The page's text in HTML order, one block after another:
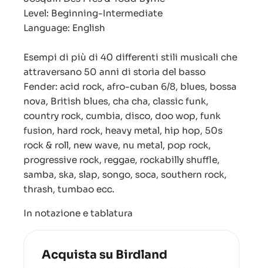
Level: Beginning-Intermediate
Language: English
Esempi di più di 40 differenti stili musicali che
attraversano 50 anni di storia del basso
Fender: acid rock, afro-cuban 6/8, blues, bossa
nova, British blues, cha cha, classic funk,
country rock, cumbia, disco, doo wop, funk
fusion, hard rock, heavy metal, hip hop, 50s
rock & roll, new wave, nu metal, pop rock,
progressive rock, reggae, rockabilly shuffle,
samba, ska, slap, songo, soca, southern rock,
thrash, tumbao ecc.
In notazione e tablatura
Acquista su Birdland